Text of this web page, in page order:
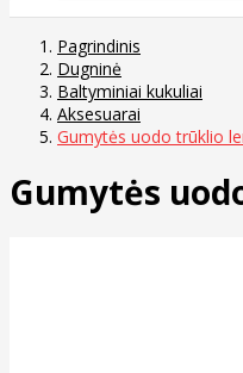
Pagrindinis
Dugninė
Baltyminiai kukuliai
Aksesuarai
Gumytės uodo trūklio
Gumytės